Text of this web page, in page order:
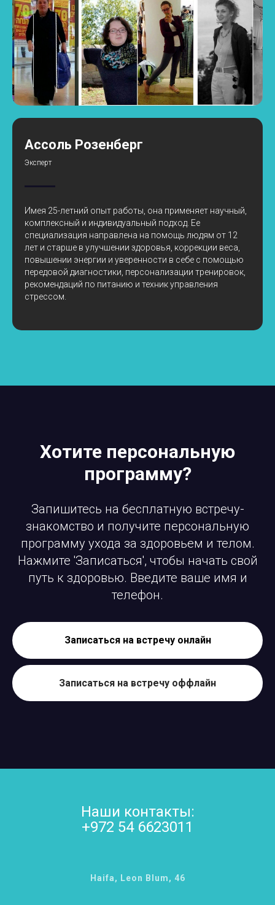
Ассоль Розенберг
Эксперт
Имея 25-летний опыт работы, она применяет научный,
комплексный и индивидуальный подход. Ее
специализация направлена на помощь людям от 12
лет и старше в улучшении здоровья, коррекции веса,
повышении энергии и уверенности в себе с помощью
передовой диагностики, персонализации тренировок,
рекомендаций по питанию и техник управления
стрессом.
Хотите персональную
программу?
Запишитесь на бесплатную встречу-
знакомство и получите персональную
программу ухода за здоровьем и телом.
Нажмите 'Записаться', чтобы начать свой
путь к здоровью. Введите ваше имя и
телефон.
Записаться на встречу онлайн
Записаться на встречу оффлайн
Наши контакты:
+972 54 6623011
Haifa, Leon Blum, 46